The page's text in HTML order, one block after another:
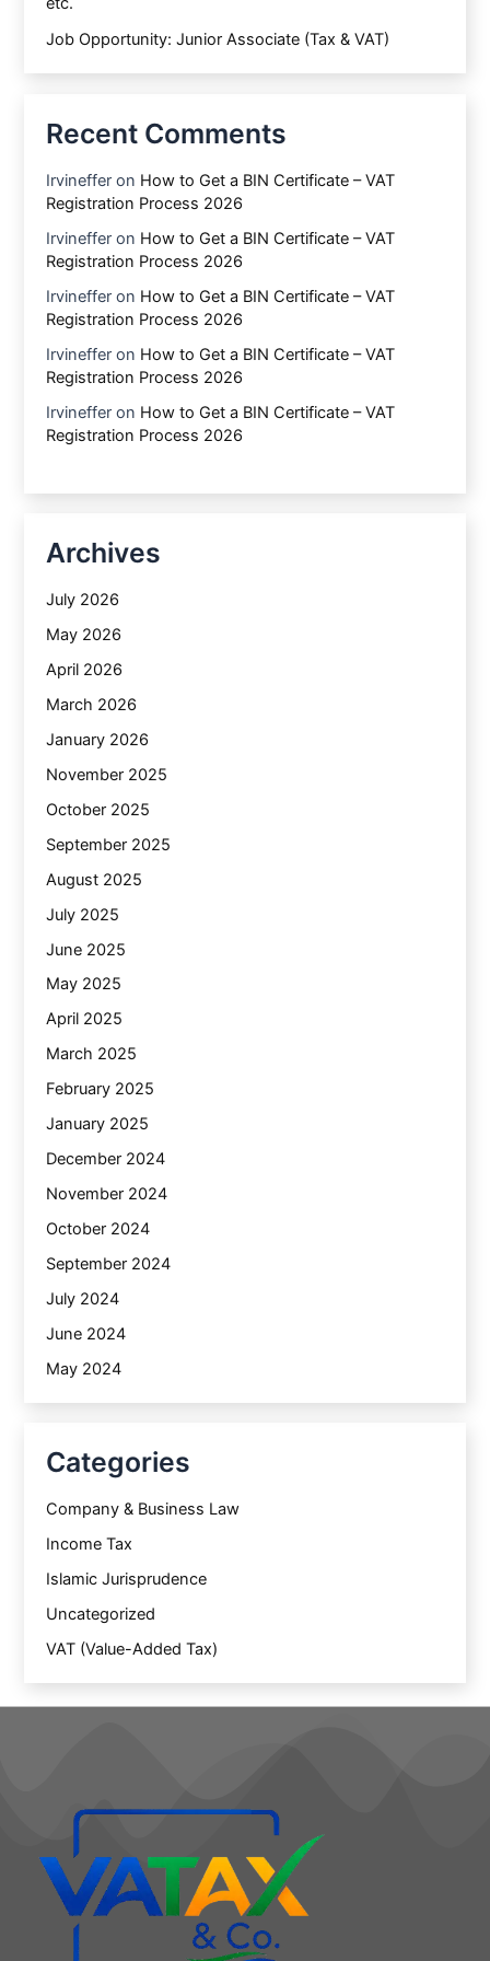
Job Opportunity: Junior Associate (Tax & VAT)
Recent Comments
Irvineffer on How to Get a BIN Certificate – VAT
Registration Process 2026
Irvineffer on How to Get a BIN Certificate – VAT
Registration Process 2026
Irvineffer on How to Get a BIN Certificate – VAT
Registration Process 2026
Irvineffer on How to Get a BIN Certificate – VAT
Registration Process 2026
Irvineffer on How to Get a BIN Certificate – VAT
Registration Process 2026
Archives
July 2026
May 2026
April 2026
March 2026
January 2026
November 2025
October 2025
September 2025
August 2025
July 2025
June 2025
May 2025
April 2025
March 2025
February 2025
January 2025
December 2024
November 2024
October 2024
September 2024
July 2024
June 2024
May 2024
Categories
Company & Business Law
Income Tax
Islamic Jurisprudence
Uncategorized
VAT (Value-Added Tax)